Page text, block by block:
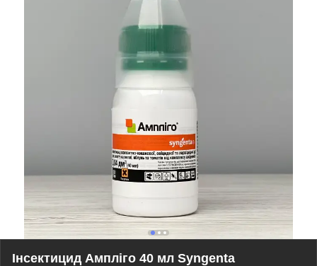
Інсектицид Ампліго 40 мл Syngenta